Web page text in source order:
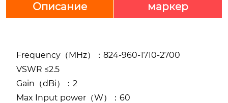
Описание маркер
Frequency（MHz）：824-960-1710-2700
VSWR ≤2.5
Gain（dBi）：2
Max Input power（W）：60